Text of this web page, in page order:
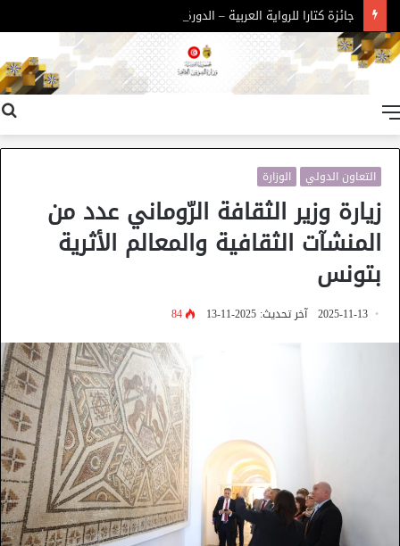
جائزة كتارا للرواية العربية – الدورة 11
التعاون الدولي الوزارة
زيارة وزير الثقافة الرّوماني عدد من
المنشآت الثقافية والمعالم الأثرية
بتونس
2025-11-13 آخر تحديث: 2025-11-13 84